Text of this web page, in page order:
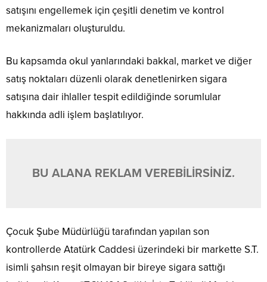
satışını engellemek için çeşitli denetim ve kontrol
mekanizmaları oluşturuldu.
Bu kapsamda okul yanlarındaki bakkal, market ve diğer
satış noktaları düzenli olarak denetlenirken sigara
satışına dair ihlaller tespit edildiğinde sorumlular
hakkında adli işlem başlatılıyor.
BU ALANA REKLAM VEREBİLİRSİNİZ.
Çocuk Şube Müdürlüğü tarafından yapılan son
kontrollerde Atatürk Caddesi üzerindeki bir markette S.T.
isimli şahsın reşit olmayan bir bireye sigara sattığı